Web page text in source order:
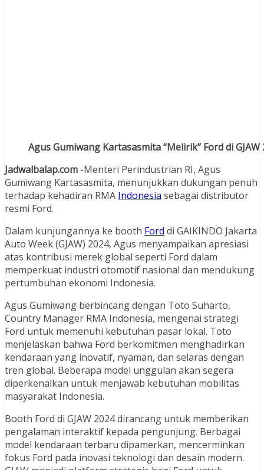
Agus Gumiwang Kartasasmita “Melirik” Ford di GJAW
Jadwalbalap.com -Menteri Perindustrian RI, Agus
Gumiwang Kartasasmita, menunjukkan dukungan penuh
terhadap kehadiran RMA Indonesia sebagai distributor
resmi Ford.
Dalam kunjungannya ke booth Ford di GAIKINDO Jakarta
Auto Week (GJAW) 2024, Agus menyampaikan apresiasi
atas kontribusi merek global seperti Ford dalam
memperkuat industri otomotif nasional dan mendukung
pertumbuhan ekonomi Indonesia.
Agus Gumiwang berbincang dengan Toto Suharto,
Country Manager RMA Indonesia, mengenai strategi
Ford untuk memenuhi kebutuhan pasar lokal. Toto
menjelaskan bahwa Ford berkomitmen menghadirkan
kendaraan yang inovatif, nyaman, dan selaras dengan
tren global. Beberapa model unggulan akan segera
diperkenalkan untuk menjawab kebutuhan mobilitas
masyarakat Indonesia.
Booth Ford di GJAW 2024 dirancang untuk memberikan
pengalaman interaktif kepada pengunjung. Berbagai
model kendaraan terbaru dipamerkan, mencerminkan
fokus Ford pada inovasi teknologi dan desain modern.